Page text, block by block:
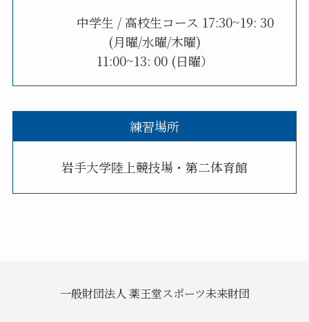
中学生 / 高校生コース 17:30~19: 30
(月曜/水曜/木曜)
11:00~13: 00 (日曜）
練習場所
岩手大学陸上競技場・第二体育館
一般財団法人 薬王堂スポーツ未来財団